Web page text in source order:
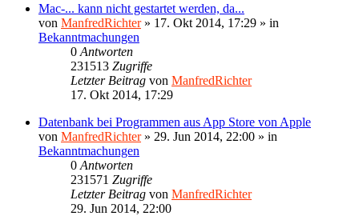
Mac-... kann nicht gestartet werden, da...
von ManfredRichter» 17. Okt 2014, 17:29 » in
Bekanntmachungen
0 Antworten
231513 Zugriffe
Letzter Beitrag von ManfredRichter
17. Okt 2014, 17:29
Datenbank bei Programmen aus App Store von Apple
von ManfredRichter» 29. Jun 2014, 22:00 » in
Bekanntmachungen
0 Antworten
231571 Zugriffe
Letzter Beitrag von ManfredRichter
29. Jun 2014, 22:00